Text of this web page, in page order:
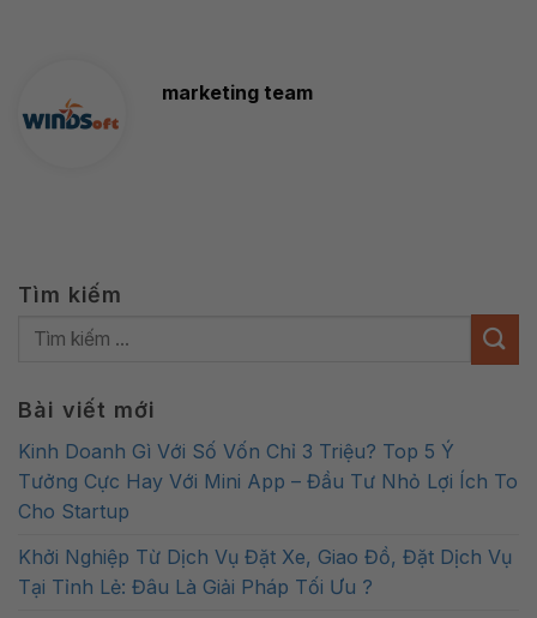
marketing team
Tìm kiếm
Bài viết mới
Kinh Doanh Gì Với Số Vốn Chỉ 3 Triệu? Top 5 Ý
Tưởng Cực Hay Với Mini App – Đầu Tư Nhỏ Lợi Ích To
Cho Startup
Khởi Nghiệp Từ Dịch Vụ Đặt Xe, Giao Đồ, Đặt Dịch Vụ
Tại Tỉnh Lẻ: Đâu Là Giải Pháp Tối Ưu ?